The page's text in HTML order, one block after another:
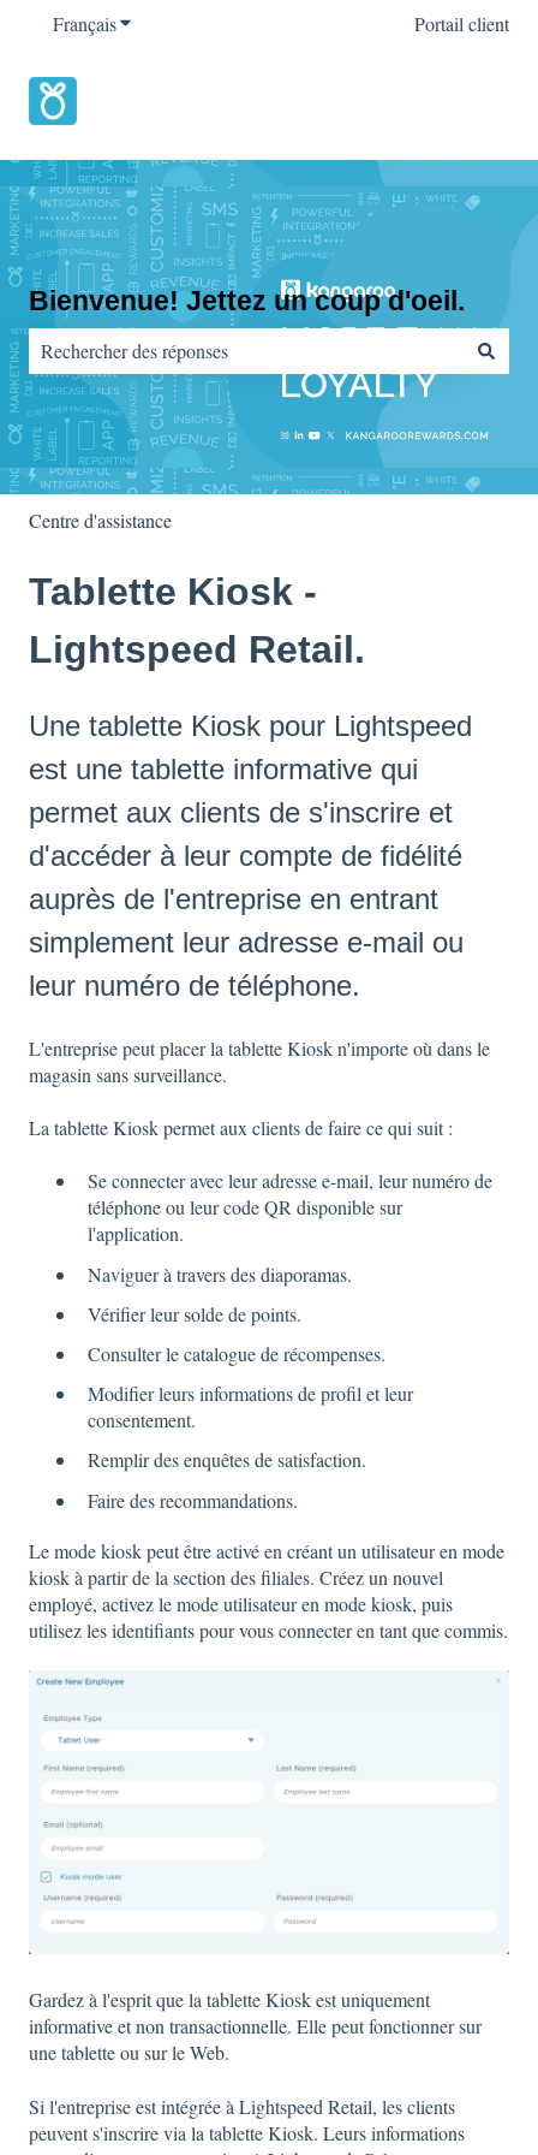
FrançaisAfficher le sous-menu pour les traductionsPortail client
Bienvenue! Jettez un coup d'oeil.
Il n'y a aucune suggestion car le champ de recherche est vide.
Centre d'assistance
Tablette Kiosk -
Lightspeed Retail.
Une tablette Kiosk pour Lightspeed
est une tablette informative qui
permet aux clients de s'inscrire et
d'accéder à leur compte de fidélité
auprès de l'entreprise en entrant
simplement leur adresse e-mail ou
leur numéro de téléphone.
L'entreprise peut placer la tablette Kiosk n'importe où dans le
magasin sans surveillance.
La tablette Kiosk permet aux clients de faire ce qui suit :
Se connecter avec leur adresse e-mail, leur numéro de
téléphone ou leur code QR disponible sur
l'application.
Naviguer à travers des diaporamas.
Vérifier leur solde de points.
Consulter le catalogue de récompenses.
Modifier leurs informations de profil et leur
consentement.
Remplir des enquêtes de satisfaction.
Faire des recommandations.
Le mode kiosk peut être activé en créant un utilisateur en mode
kiosk à partir de la section des filiales. Créez un nouvel
employé, activez le mode utilisateur en mode kiosk, puis
utilisez les identifiants pour vous connecter en tant que commis.
Gardez à l'esprit que la tablette Kiosk est uniquement
informative et non transactionnelle. Elle peut fonctionner sur
une tablette ou sur le Web.
Si l'entreprise est intégrée à Lightspeed Retail, les clients
peuvent s'inscrire via la tablette Kiosk. Leurs informations